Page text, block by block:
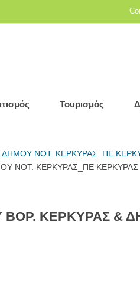
Τουρισμός
ΔΗΜΟΥ ΝΟΤ. ΚΕΡΚΥΡΑΣ_ΠΕ
ΝΟΤ. ΚΕΡΚΥΡΑΣ_ΠΕ ΚΕΡΚΥΡΑΣ
ΒΟΡ. ΚΕΡΚΥΡΑΣ &